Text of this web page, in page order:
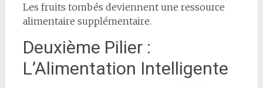
Les fruits tombés deviennent une ressource
alimentaire supplémentaire.
Deuxième Pilier :
L’Alimentation Intelligente